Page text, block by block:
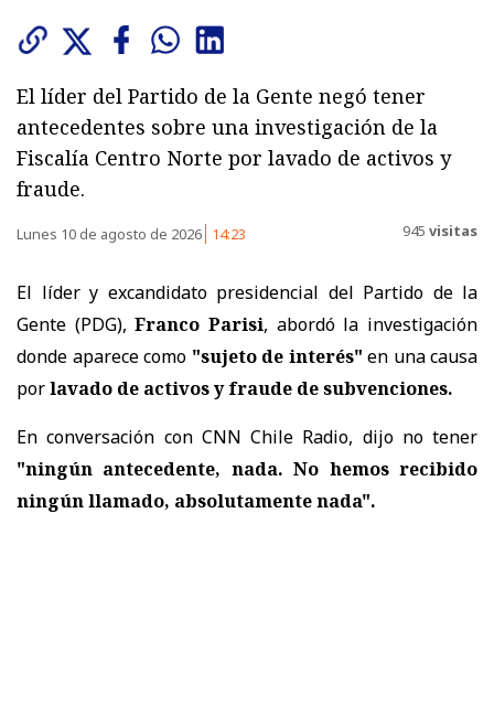
El líder del Partido de la Gente negó tener
antecedentes sobre una investigación de la
Fiscalía Centro Norte por lavado de activos y
fraude.
Lunes 10 de agosto de 2026 14:23 945 visitas
El líder y excandidato presidencial del Partido de la
Gente (PDG),Franco Parisi, abordó la investigación
donde aparece como "sujeto de interés" en una causa
porlavado de activos y fraude de subvenciones.
En conversación con CNN Chile Radio, dijo no tener
"ningún antecedente, nada. No hemos recibido
ningún llamado, absolutamente nada".